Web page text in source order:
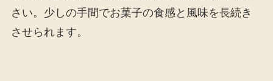
さい。少しの手間でお菓子の食感と風味を長続き
させられます。